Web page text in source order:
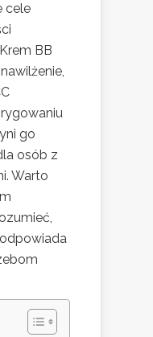
cele
BB
go
osób z
Warto